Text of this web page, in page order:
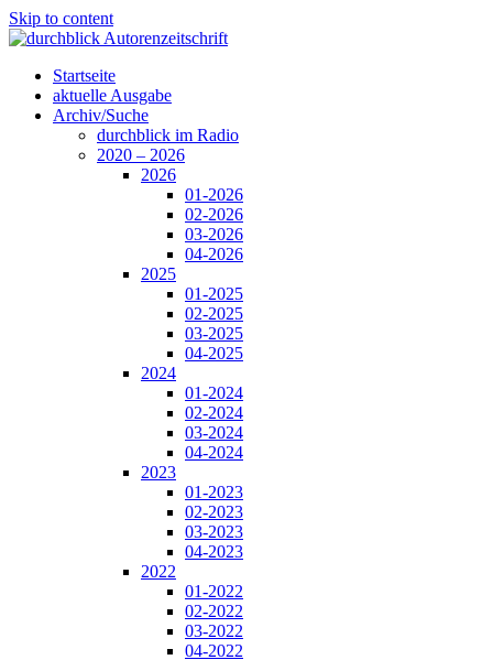
Skip to content
Startseite
aktuelle Ausgabe
Archiv/Suche
durchblick im Radio
2020 – 2026
2026
01-2026
02-2026
03-2026
04-2026
2025
01-2025
02-2025
03-2025
04-2025
2024
01-2024
02-2024
03-2024
04-2024
2023
01-2023
02-2023
03-2023
04-2023
2022
01-2022
02-2022
03-2022
04-2022